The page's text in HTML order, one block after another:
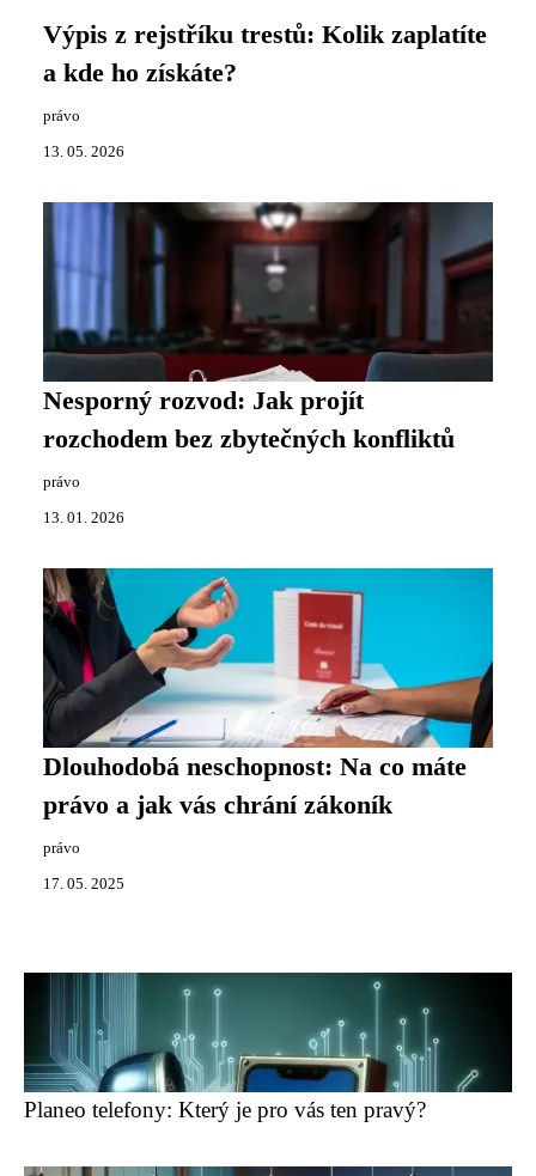
Výpis z rejstříku trestů: Kolik zaplatíte
a kde ho získáte?
právo
13. 05. 2026
Nesporný rozvod: Jak projít
rozchodem bez zbytečných konfliktů
právo
13. 01. 2026
Dlouhodobá neschopnost: Na co máte
právo a jak vás chrání zákoník
právo
17. 05. 2025
Planeo telefony: Který je pro vás ten pravý?